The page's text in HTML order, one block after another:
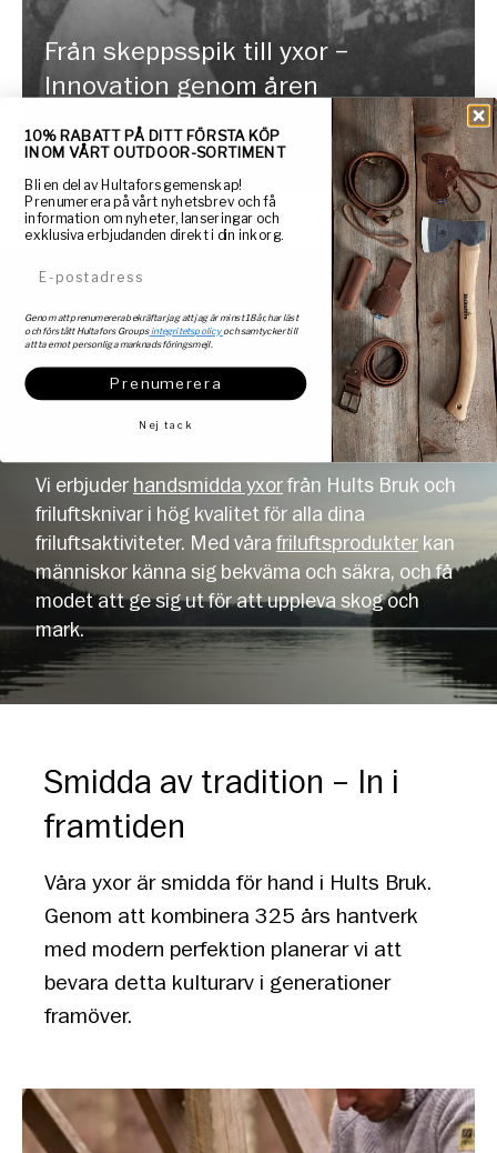
Från skeppsspik till yxor –
Innovation genom åren
Hultafors yxor och knivar
för ett inspirerande
friluftsliv
Vi erbjuder handsmidda yxorfrån Hults Bruk och
friluftsknivar i hög kvalitet för alla dina
friluftsaktiviteter. Med våra friluftsprodukter kan
människor känna sig bekväma och säkra, och få
modet att ge sig ut för att uppleva skog och
mark.
Smidda av tradition – In i
framtiden
Våra yxor är smidda för hand i Hults Bruk.
Genom att kombinera 325 års hantverk
med modern perfektion planerar vi att
bevara detta kulturarv i generationer
framöver.
10% RABATT PÅ DITT FÖRSTA KÖP
INOM VÅRT OUTDOOR-SORTIMENT
Bli en del av Hultafors gemenskap!
Prenumerera på vårt nyhetsbrev och få
information om nyheter, lanseringar och
exklusiva erbjudanden direkt i din inkorg.
Genom att prenumerera bekräftar jag att jag är minst 18 år, har läst
och förstått Hultafors Groupsintegritetspolicyoch samtycker till
att ta emot personliga marknadsföringsmejl.
Prenumerera
Nej tack